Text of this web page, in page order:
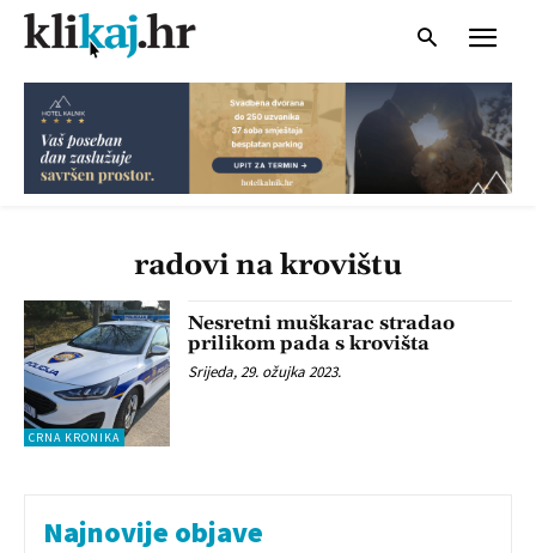
radovi na krovištu
CRNA KRONIKA
Nesretni muškarac stradao
prilikom pada s krovišta
Srijeda, 29. ožujka 2023.
Najnovije objave